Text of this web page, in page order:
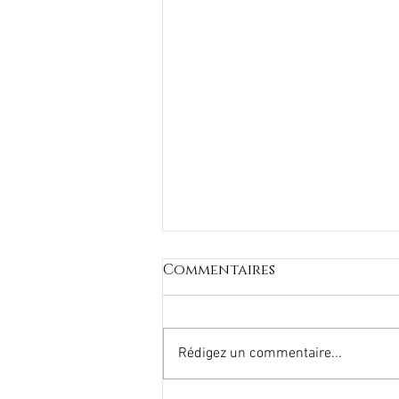
Travaux d'entretien
Commentaires
Rédigez un commentaire...